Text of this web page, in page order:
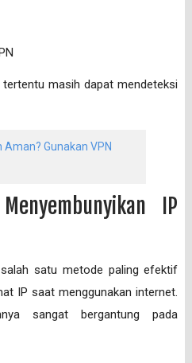
masih dapat mendeteksi
Gunakan VPN
IP
satu metode paling efektif
IP saat menggunakan internet.
sangat bergantung pada